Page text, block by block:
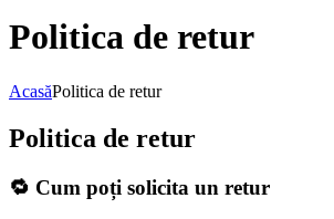
Politica de retur
AcasăPolitica de retur
Politica de retur
🔁 Cum poți solicita un retur